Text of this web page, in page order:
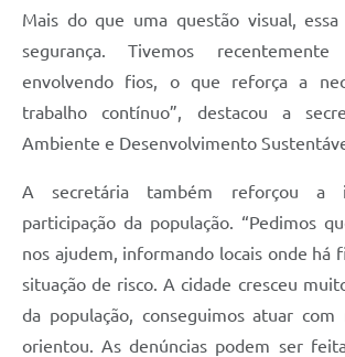
Mais do que uma questão visual,
segurança. Tivemos
envolvendo fios, o que reforça a
trabalho contínuo”, destacou a
Ambiente e Desenvolvimento
A secretária também reforçou a
participação da população. “Pedimos
nos ajudem, informando locais onde há
situação de risco. A cidade cresceu
da população, conseguimos atuar com
orientou. As denúncias podem ser